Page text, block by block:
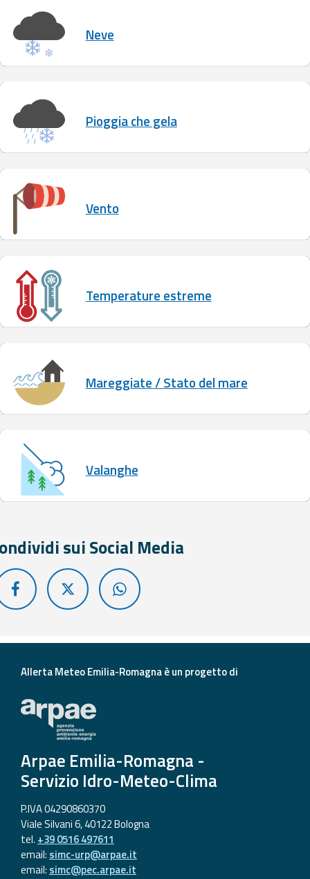
frequenti
Guida per
gli
Il progetto
Allerta
Meteo
Romagna
Neve
Pioggia che gela
Vento
Temperature estreme
Mareggiate / Stato del mare
Valanghe
sui Social Media
Allerta Meteo Emilia-Romagna è un progetto di
Arpae Emilia-Romagna -
Servizio Idro-Meteo-Clima
P.IVA 04290860370
Viale Silvani 6, 40122 Bologna
tel. +39 0516 497611
email: simc-urp@arpae.it
email: simc@pec.arpae.it